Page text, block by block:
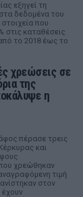
εξηγεί τη
δεδομένα του
που
στις καταθέσεις
το 2018 έως το
χρεώσεις σε
της
η
πέρασε τρεις
και
χρεώθηκαν
τιμή
στον